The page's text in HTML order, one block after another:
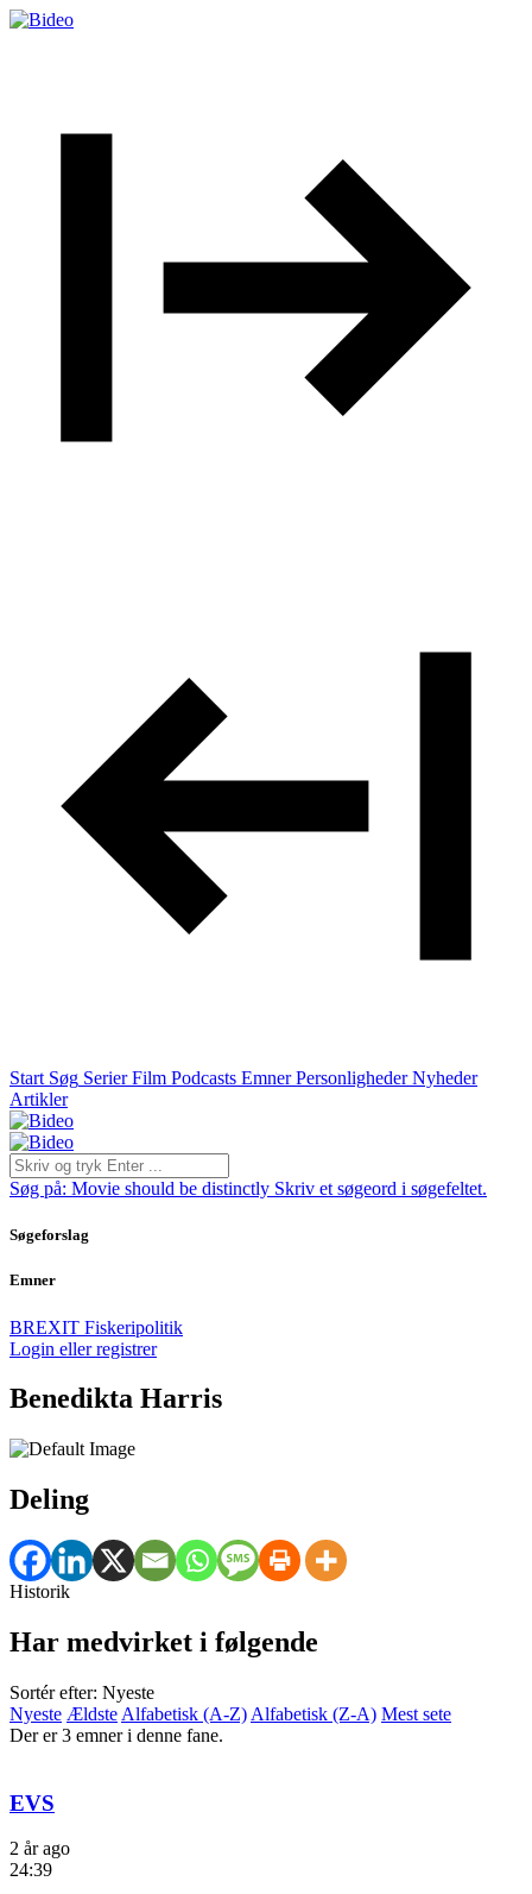
Start Søg Serier Film Podcasts Emner Personligheder Nyheder
Artikler
Søg på: Movie should be distinctly Skriv et søgeord i søgefeltet.
Søgeforslag
Emner
BREXIT Fiskeripolitik
Login eller registrer
Benedikta Harris
Deling
Historik
Har medvirket i følgende
Sortér efter: Nyeste
Nyeste Ældste Alfabetisk (A-Z) Alfabetisk (Z-A) Mest sete
Der er 3 emner i denne fane.
EVS
2 år ago
24:39